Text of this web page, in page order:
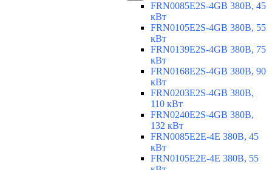
FRN0085E2S-4GB 380В, 45
кВт
FRN0105E2S-4GB 380В, 55
кВт
FRN0139E2S-4GB 380В, 75
кВт
FRN0168E2S-4GB 380В, 90
кВт
FRN0203E2S-4GB 380В,
110 кВт
FRN0240E2S-4GB 380В,
132 кВт
FRN0085E2E-4E 380В, 45
кВт
FRN0105E2E-4E 380В, 55